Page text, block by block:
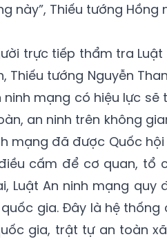
này”, Thiếu tướng Hồng
trực tiếp thẩm tra
tướng Nguyễn
ninh mạng có hiệu lực
an ninh trên không
mạng đã được Quốc
cấm để cơ quan, tổ
Luật An ninh mạng quy
gia. Đây là hệ
gia, trật tự an toàn